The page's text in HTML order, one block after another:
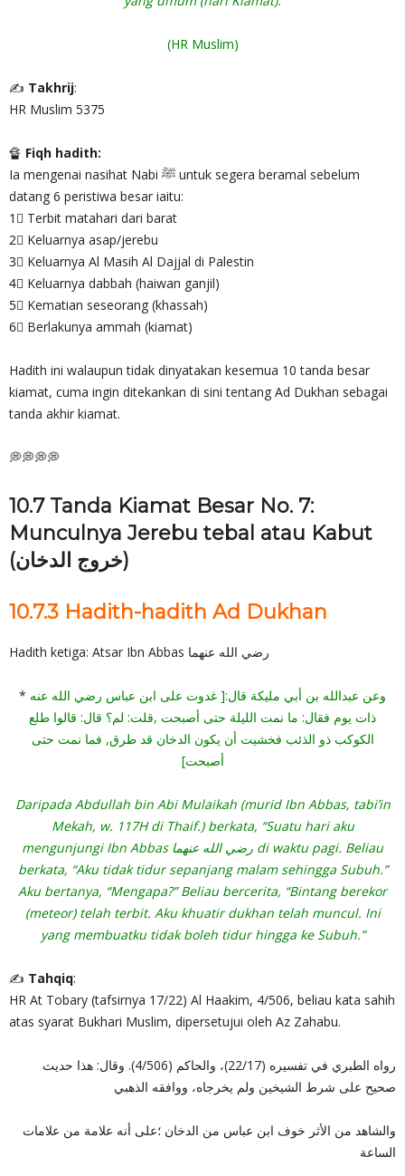
(HR Muslim)
✍ Takhrij:
HR Muslim 5375
🔏 Fiqh hadith:
Ia mengenai nasihat Nabi ﷺ untuk segera beramal sebelum
datang 6 peristiwa besar iaitu:
1⃣ Terbit matahari dari barat
2⃣ Keluarnya asap/jerebu
3⃣ Keluarnya Al Masih Al Dajjal di Palestin
4⃣ Keluarnya dabbah (haiwan ganjil)
5⃣ Kematian seseorang (khassah)
6⃣ Berlakunya ammah (kiamat)
Hadith ini walaupun tidak dinyatakan kesemua 10 tanda besar
kiamat, cuma ingin ditekankan di sini tentang Ad Dukhan sebagai
tanda akhir kiamat.
💭💭💭💭
10.7 Tanda Kiamat Besar No. 7:
Munculnya Jerebu tebal atau Kabut
(خروج الدخان)
10.7.3 Hadith-hadith Ad Dukhan
Hadith ketiga: Atsar Ibn Abbas رضي الله عنهما
* وعن عبدالله بن أبي مليكة قال:[ غدوت على ابن عباس رضي الله عنه
ذات يوم فقال: ما نمت الليلة حتى أصبحت ,قلت: لم؟ قال: قالوا طلع
الكوكب ذو الذئب فخشيت أن يكون الدخان قد طرق, فما نمت حتى
أصبحت]
Daripada Abdullah bin Abi Mulaikah (murid Ibn Abbas, tabi’in
Mekah, w. 117H di Thaif.) berkata, “Suatu hari aku
mengunjungi Ibn Abbas رضي الله عنهما di waktu pagi. Beliau
berkata, “Aku tidak tidur sepanjang malam sehingga Subuh.”
Aku bertanya, “Mengapa?” Beliau bercerita, “Bintang berekor
(meteor) telah terbit. Aku khuatir dukhan telah muncul. Ini
yang membuatku tidak boleh tidur hingga ke Subuh.”
✍ Tahqiq:
HR At Tobary (tafsirnya 17/22) Al Haakim, 4/506, beliau kata sahih
atas syarat Bukhari Muslim, dipersetujui oleh Az Zahabu.
رواه الطبري في تفسيره (22/17)، والحاكم (4/506). وقال: هذا حديث
صحيح على شرط الشيخين ولم يخرجاه، ووافقه الذهبي
والشاهد من الأثر خوف ابن عباس من الدخان ؛على أنه علامة من علامات
الساعة